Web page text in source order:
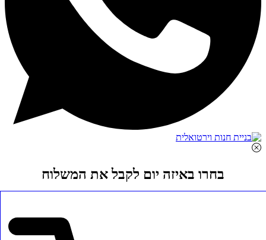
בחרו באיזה יום לקבל את המשלוח
לחצו על התאריך בו אתם מעוניינים (ללחוץ על הטקסט) ושמירה כדי